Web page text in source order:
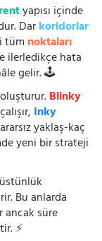
yapısı içinde
Darkoridorlar
tüm noktaları
ilerledikçe hata
gelir. 🕹️
oluşturur.Blinky
Inky
yaklaş-kaç
yeni bir strateji
Bu anlarda
süre
⚡